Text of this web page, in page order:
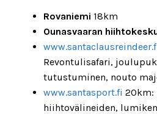
Rovaniemi 18km
Ounasvaaran
Revontulisafari,
tutustuminen, nouto
www.santasport.fi 20km:
hiihtovälineiden,